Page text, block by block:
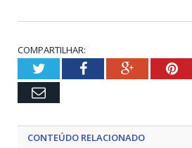
COMPARTILHAR:
TwitterFacebookGoogle+
Email
CONTEÚDO RELACIONADO